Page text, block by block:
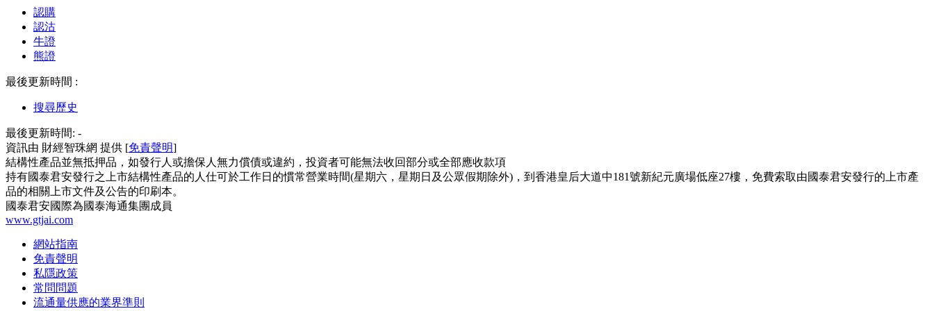
認購
認沽
牛證
熊證
最後更新時間 :
搜尋歷史
最後更新時間: -
資訊由 財經智珠網 提供 [免責聲明]
結構性產品並無抵押品，如發行人或擔保人無力償債或違約，投資者可能無法收回部分或全部應收款項
持有國泰君安發行之上市結構性產品的人仕可於工作日的慣常營業時間(星期六，星期日及公眾假期除外)，到香港皇后大道中181號新紀元廣場低座27樓，免費索取由國泰君安發行的上市產
品的相關上市文件及公告的印刷本。
國泰君安國際為國泰海通集團成員
www.gtjai.com
網站指南
免責聲明
私隱政策
常問問題
流通量供應的業界準則